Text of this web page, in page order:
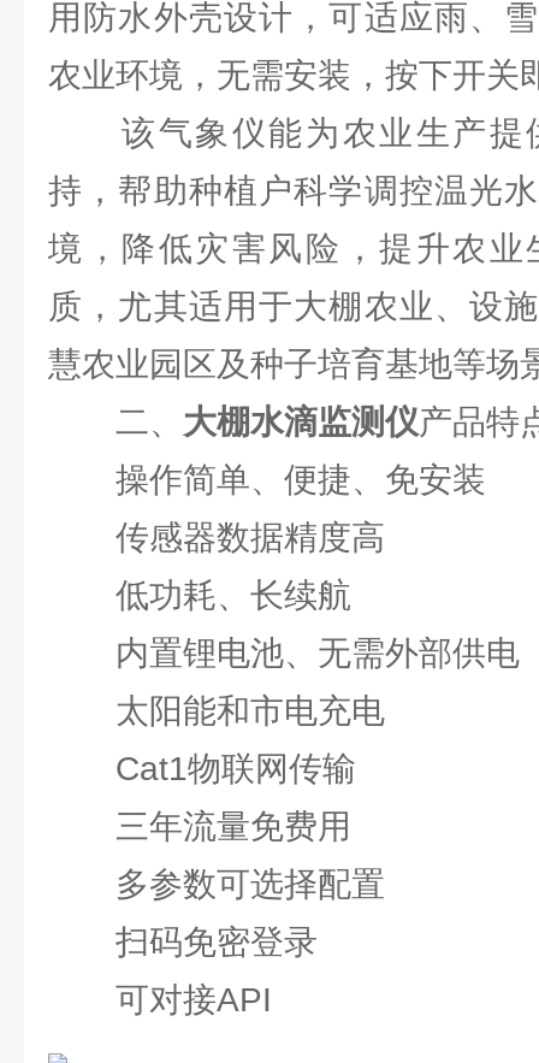
用防水外壳设计，可适应雨、
农业环境，无需安装，按下开关
该气象仪能为农业生产提
持，帮助种植户科学调控温光
境，降低灾害风险，提升农业
质，尤其适用于大棚农业、设
慧农业园区及种子培育基地等场
二、 大棚水滴监测仪产品特
操作简单、便捷、免安装
传感器数据精度高
低功耗、长续航
内置锂电池、无需外部供电
太阳能和市电充电
Cat1物联网传输
三年流量免费用
多参数可选择配置
扫码免密登录
可对接API